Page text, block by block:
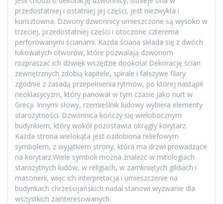
przedostatniej i ostatniej jej części, jest niezwykła i
kunsztowna. Dzwony dzwonnicy umieszczone są wysoko w
trzeciej, przedostatniej części i otoczone czterema
perforowanymi ścianami. Każda ściana składa się z dwóch
łukowatych otworów, które pozwalają dzwonom
rozpraszać ich dźwięk wszędzie dookoła! Dekorację ścian
zewnętrznych zdobią kapitele, spirale i fałszywe filary
zgodnie z zasadą przepełnienia rytmów, po której nastąpił
neoklasycyzm, który panował w tym czasie jako nurt w
Grecji. Innymi słowy, rzemieślnik ludowy wybiera elementy
starożytności. Dzwonnica kończy się wielobocznym
budynkiem, który wokół pozostawia okrągły korytarz.
Każda strona wielokąta jest ozdobiona reliefowym
symbolem, z wyjątkiem strony, która ma drzwi prowadzące
na korytarz.Wiele symboli można znaleźć w mitologiach
starożytnych ludów, w religiach, w zamkniętych gildiach i
masonerii, więc ich interpretacja i umieszczenie na
budynkach chrześcijańskich nadal stanowi wyzwanie dla
wszystkich zainteresowanych.